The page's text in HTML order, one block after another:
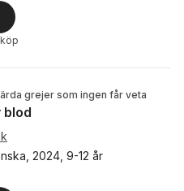
grejer som ingen får veta
blod
2024 9-12 år